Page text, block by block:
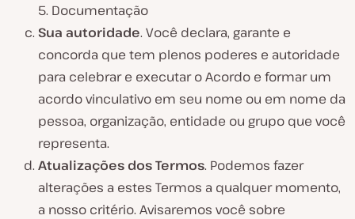
5. Documentação
Sua autoridade. Você declara, garante e
concorda que tem plenos poderes e autoridade
para celebrar e executar o Acordo e formar um
acordo vinculativo em seu nome ou em nome da
pessoa, organização, entidade ou grupo que você
representa.
Atualizações dos Termos. Podemos fazer
alterações a estes Termos a qualquer momento,
a nosso critério. Avisaremos você sobre